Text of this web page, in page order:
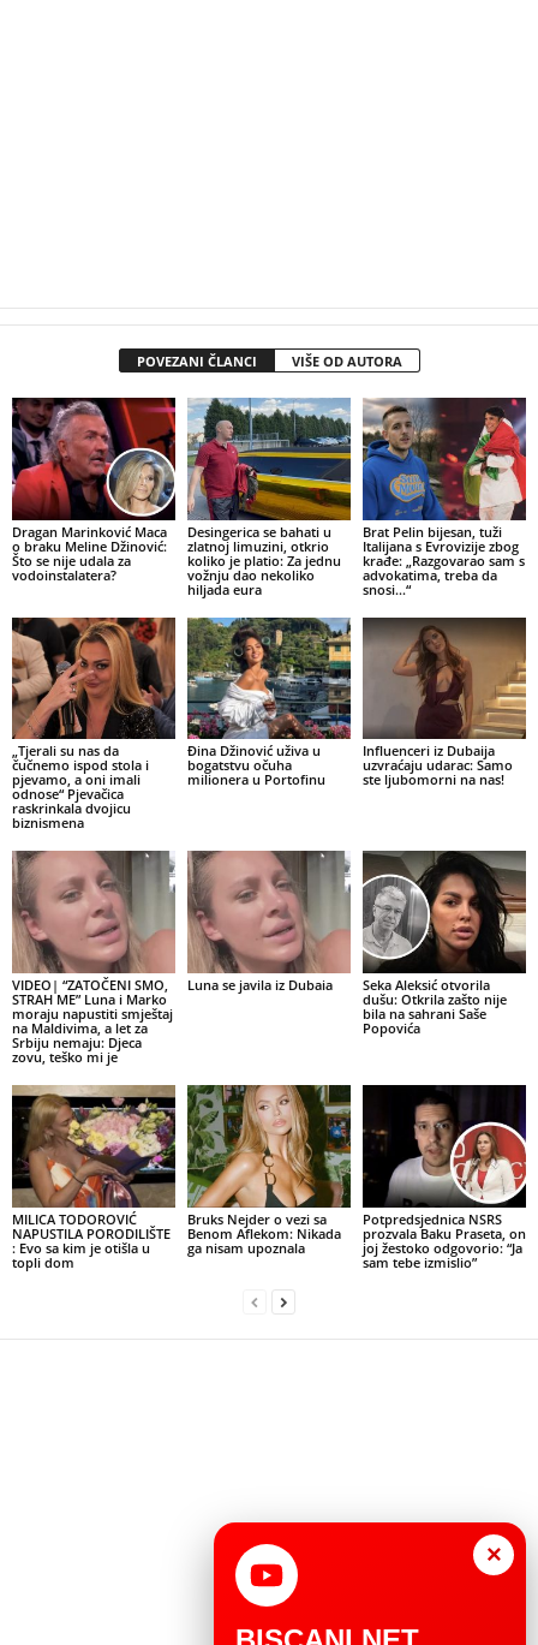
POVEZANI ČLANCI VIŠE OD AUTORA
Dragan Marinković Maca
o braku Meline Džinović:
Što se nije udala za
vodoinstalatera?
Desingerica se bahati u
zlatnoj limuzini, otkrio
koliko je platio: Za jednu
vožnju dao nekoliko
hiljada eura
Brat Pelin bijesan, tuži
Italijana s Evrovizije zbog
krađe: „Razgovarao sam s
advokatima, treba da
snosi…“
„Tjerali su nas da
čučnemo ispod stola i
pjevamo, a oni imali
odnose“ Pjevačica
raskrinkala dvojicu
biznismena
Đina Džinović uživa u
bogatstvu očuha
milionera u Portofinu
Influenceri iz Dubaija
uzvraćaju udarac: Samo
ste ljubomorni na nas!
VIDEO| “ZATOČENI SMO,
STRAH ME” Luna i Marko
moraju napustiti smještaj
na Maldivima, a let za
Srbiju nemaju: Djeca
zovu, teško mi je
Luna se javila iz Dubaia
Seka Aleksić otvorila
dušu: Otkrila zašto nije
bila na sahrani Saše
Popovića
MILICA TODOROVIĆ
NAPUSTILA PORODILIŠTE
: Evo sa kim je otišla u
topli dom
Bruks Nejder o vezi sa
Benom Aflekom: Nikada
ga nisam upoznala
Potpredsjednica NSRS
prozvala Baku Praseta, on
joj žestoko odgovorio: “Ja
sam tebe izmislio”
×